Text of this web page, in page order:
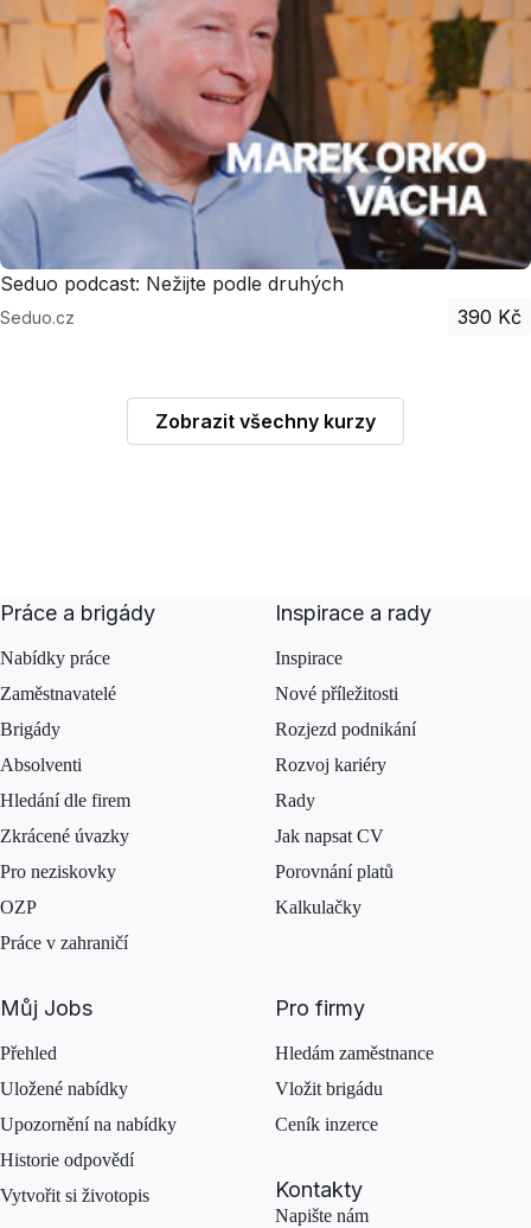
Seduo podcast: Nežijte podle druhých
Seduo.cz 390 Kč
Zobrazit všechny kurzy
Práce a brigády
Nabídky práce
Zaměstnavatelé
Brigády
Absolventi
Hledání dle firem
Zkrácené úvazky
Pro neziskovky
OZP
Práce v zahraničí
Inspirace a rady
Inspirace
Nové příležitosti
Rozjezd podnikání
Rozvoj kariéry
Rady
Jak napsat CV
Porovnání platů
Kalkulačky
Můj Jobs
Přehled
Uložené nabídky
Upozornění na nabídky
Historie odpovědí
Vytvořit si životopis
Pro firmy
Hledám zaměstnance
Vložit brigádu
Ceník inzerce
Kontakty
Napište nám